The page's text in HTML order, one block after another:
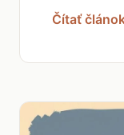
Čítať